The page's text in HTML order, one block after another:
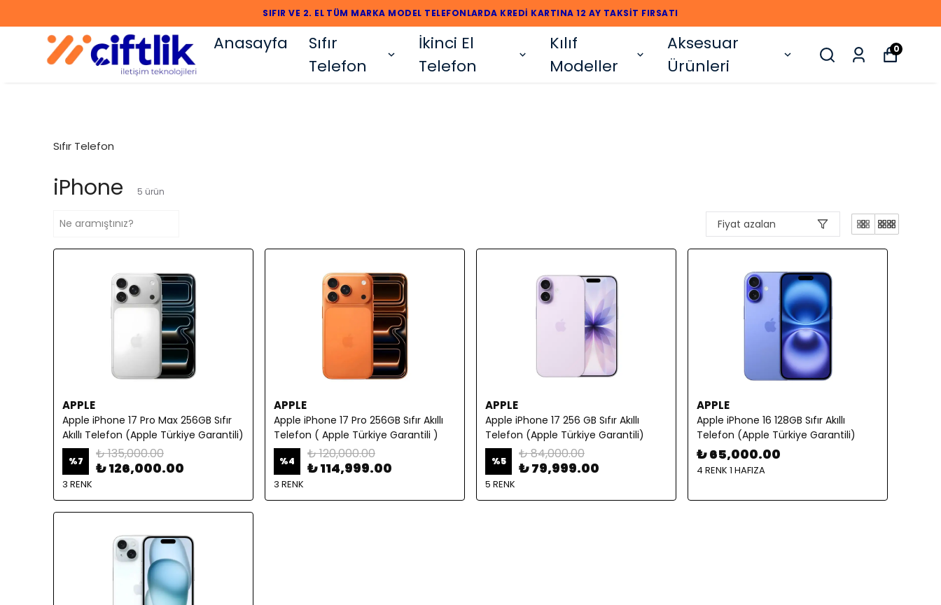
SIFIR VE 2. EL TÜM MARKA MODEL TELEFONLARDA KREDİ KARTINA 12 AY TAKSİT FIRSATI
Anasayfa
Sıfır
Telefon
İkinci El
Telefon
Kılıf
Modeller
Aksesuar
Ürünleri
0
Sıfır Telefon
iPhone 5 ürün
Fiyat azalan
APPLE
Apple iPhone 17 Pro Max 256GB Sıfır
Akıllı Telefon (Apple Türkiye Garantili)
%7 ₺ 135,000.00
₺ 126,000.00
3 RENK
APPLE
Apple iPhone 17 Pro 256GB Sıfır Akıllı
Telefon ( Apple Türkiye Garantili )
%4 ₺ 120,000.00
₺ 114,999.00
3 RENK
APPLE
Apple iPhone 17 256 GB Sıfır Akıllı
Telefon (Apple Türkiye Garantili)
%5 ₺ 84,000.00
₺ 79,999.00
5 RENK
APPLE
Apple iPhone 16 128GB Sıfır Akıllı
Telefon (Apple Türkiye Garantili)
₺ 65,000.00
4 RENK 1 HAFIZA